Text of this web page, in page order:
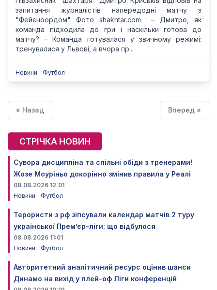
запитання журналістів напередодні матчу з
"Фейєноордом" Фото shakhtar.com – Дмитре, як
команда підходила до гри і наскільки готова до
матчу? – Команда готувалася у звичному режимі:
тренувалися у Львові, а вчора пр...
Новини Футбол
« Назад Вперед »
СТРІЧКА НОВИН
Сувора дисципліна та спільні обіди з тренерами!
Жозе Моуріньо докорінно змінив правила у Реалі
08.08.2026 12:01
Новини
Футбол
Терористи з рф зіпсували календар матчів 2 туру
української Прем’єр-ліги: що відбулося
08.08.2026 11:01
Новини
Футбол
Авторитетний аналітичний ресурс оцінив шанси
Динамо на вихід у плей-оф Ліги конференцій